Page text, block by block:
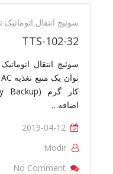
سوئیچ
انتقال
اتوماتیک
سوئیچ انتقال اتوماتیک
TTS-102-32
اضافه…
2019-04-12
Modir
No Comment